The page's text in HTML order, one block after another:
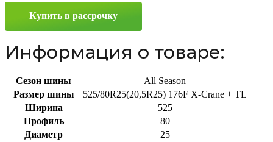
525/80
176F
Купить в рассрочку
Информация о товаре:
Сезон шины
All Season
Размер шины
525/80R25(20,5R25) 176F X-Crane + TL
Ширина
525
Профиль
80
Диаметр
25